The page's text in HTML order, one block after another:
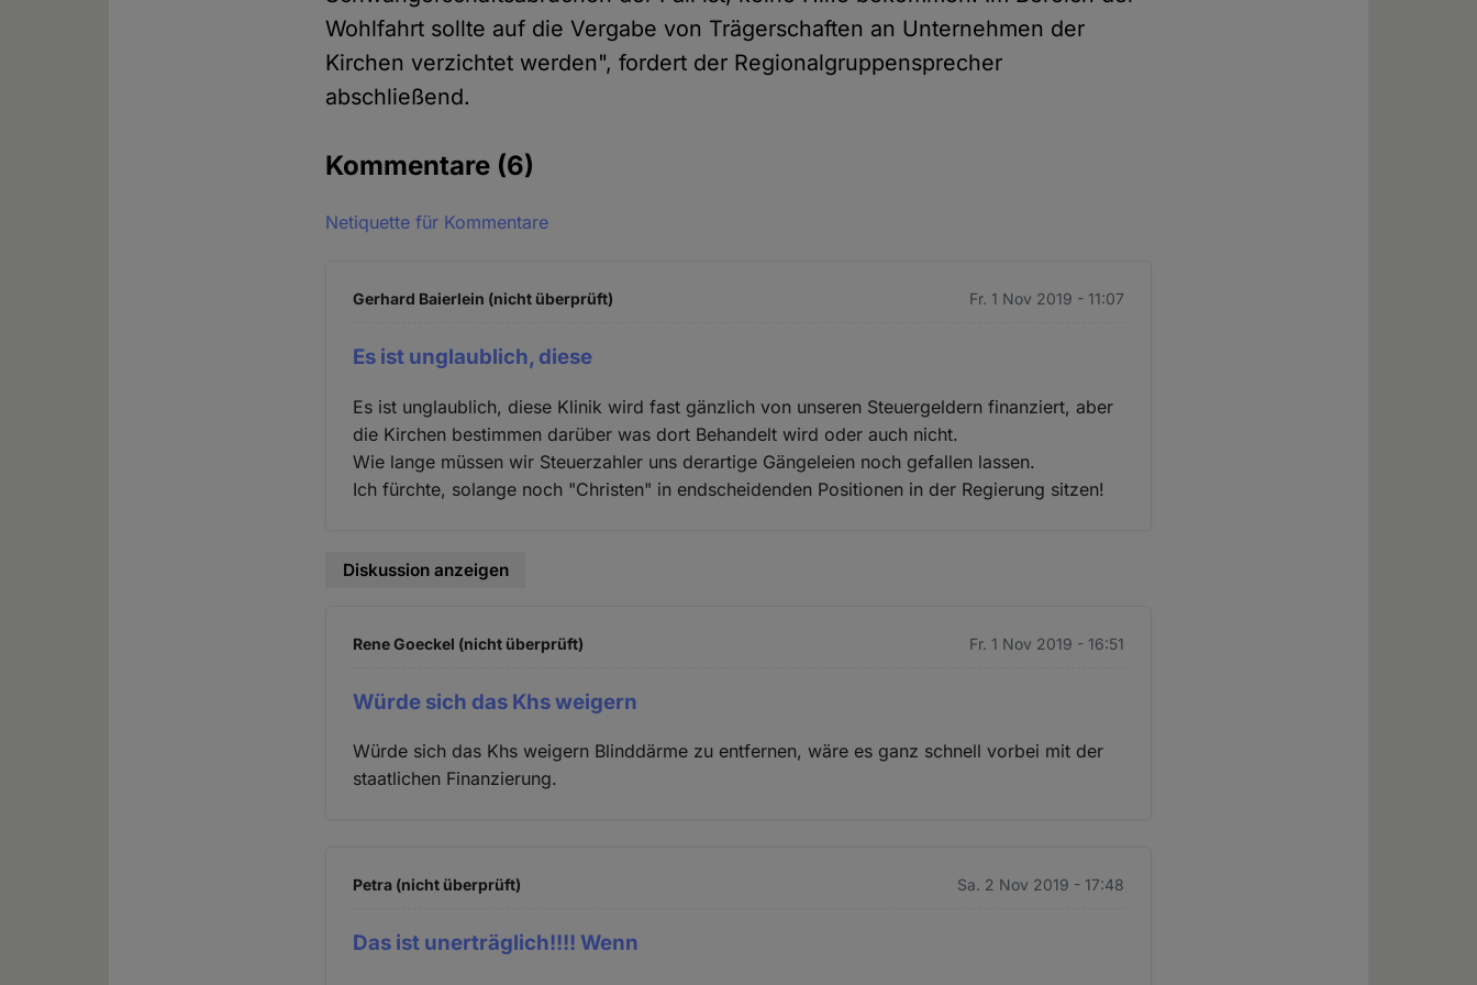
Wohlfahrt sollte auf die Vergabe von Trägerschaften an Unternehmen der
Kirchen verzichtet werden", fordert der Regionalgruppensprecher
abschließend.
Kommentare (6)
Netiquette für Kommentare
Gerhard Baierlein (nicht überprüft) Fr. 1 Nov 2019 - 11:07
Es ist unglaublich, diese
Es ist unglaublich, diese Klinik wird fast gänzlich von unseren Steuergeldern finanziert, aber
die Kirchen bestimmen darüber was dort Behandelt wird oder auch nicht.
Wie lange müssen wir Steuerzahler uns derartige Gängeleien noch gefallen lassen.
Ich fürchte, solange noch "Christen" in endscheidenden Positionen in der Regierung sitzen!
Diskussion anzeigen
Rene Goeckel (nicht überprüft) Fr. 1 Nov 2019 - 16:51
Würde sich das Khs weigern
Würde sich das Khs weigern Blinddärme zu entfernen, wäre es ganz schnell vorbei mit der
staatlichen Finanzierung.
Petra (nicht überprüft) Sa. 2 Nov 2019 - 17:48
Das ist unerträglich!!!! Wenn